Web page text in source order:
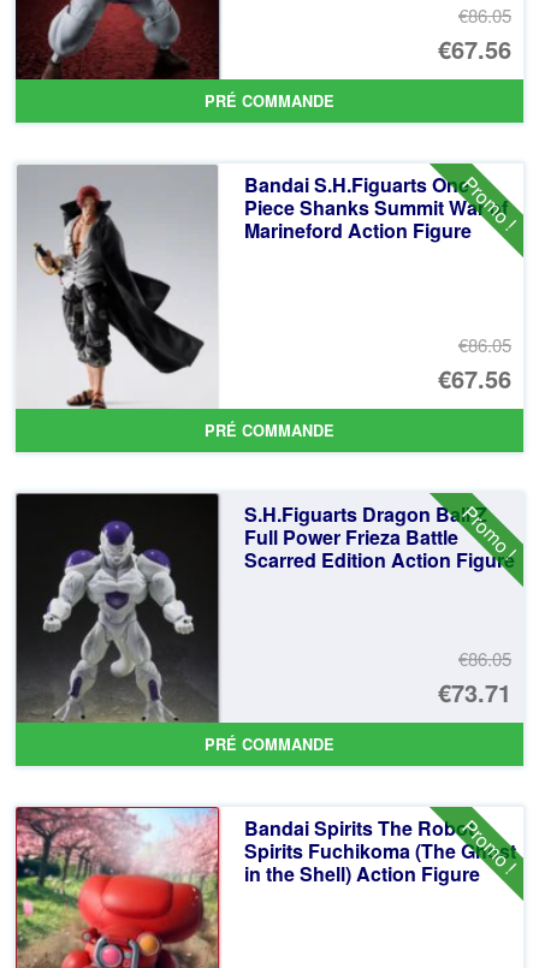
€86.05
Le
€67.56
Le
PRÉ COMMANDE
Promo !
Bandai S.H.Figuarts One
Piece Shanks Summit War of
Marineford Action Figure
€86.05
Le
€67.56
Le
PRÉ COMMANDE
Promo !
S.H.Figuarts Dragon Ball Z
Full Power Frieza Battle
Scarred Edition Action Figure
€86.05
€73.71
Le
PRÉ COMMANDE
Promo !
Bandai Spirits The Robot
Spirits Fuchikoma (The Ghost
in the Shell) Action Figure